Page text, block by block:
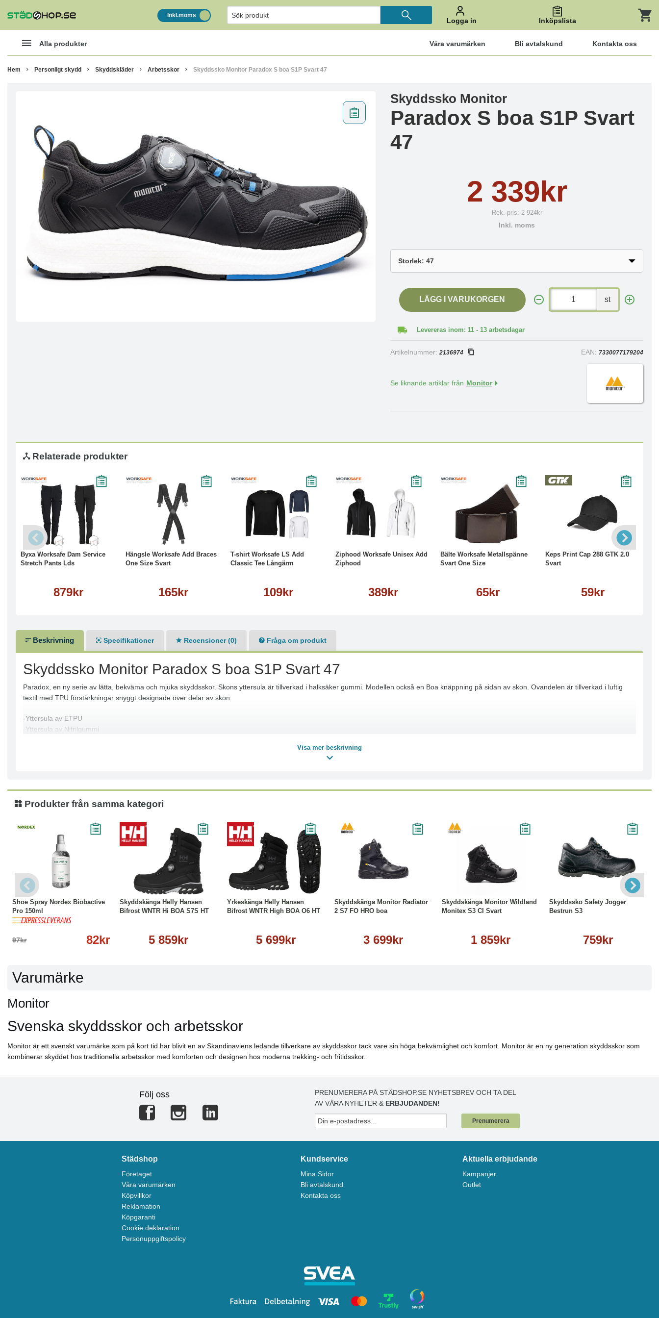
Inkl.moms
Logga in Inköpslista
Alla produkter Våra varumärken Bli avtalskund Kontakta oss
Hem Personligt skydd Skyddskläder Arbetsskor Skyddssko Monitor Paradox S boa S1P Svart 47
Skyddssko Monitor
Paradox S boa S1P Svart
47
2 339kr
Rek. pris: 2 924kr
Inkl. moms
LÄGG I VARUKORGEN st
Levereras inom: 11 - 13 arbetsdagar
Artikelnummer:2136974 EAN: 7330077179204
Se liknande artiklar från Monitor
Relaterade produkter
Byxa Worksafe Dam Service
Stretch Pants Lds
879kr
Läs mer
Hängsle Worksafe Add Braces
One Size Svart
165kr
T-shirt Worksafe LS Add
Classic Tee Långärm
109kr
Läs mer
Ziphood Worksafe Unisex Add
Ziphood
389kr
Läs mer
Bälte Worksafe Metallspänne
Svart One Size
65kr
Köp Läs mer
Keps Print Cap 288 GTK 2.0
Svart
59kr
Läs mer
Beskrivning Specifikationer Recensioner (0) Fråga om produkt
Skyddssko Monitor Paradox S boa S1P Svart 47
Paradox, en ny serie av lätta, bekväma och mjuka skyddsskor. Skons yttersula är tillverkad i halksäker gummi. Modellen också en Boa knäppning på sidan av skon. Ovandelen är tillverkad i luftig
textil med TPU förstärkningar snyggt designade över delar av skon.
-Yttersula av ETPU
-Yttersula av Nitrilgummi
Visa mer beskrivning
Produkter från samma kategori
Shoe Spray Nordex Biobactive
Pro 150ml
97kr 82kr
-15% Köp
Skyddskänga Helly Hansen
Bifrost WNTR Hi BOA S7S HT
5 859kr
Läs mer
Yrkeskänga Helly Hansen
Bifrost WNTR High BOA O6 HT
5 699kr
Läs mer
Skyddskänga Monitor Radiator
2 S7 FO HRO boa
3 699kr
Läs mer
Skyddskänga Monitor Wildland
Monitex S3 CI Svart
1 859kr
Läs mer
Skyddssko Safety Jogger
Bestrun S3
759kr
Varumärke
Monitor
Svenska skyddsskor och arbetsskor
Monitor är ett svenskt varumärke som på kort tid har blivit en av Skandinaviens ledande tillverkare av skyddsskor tack vare sin höga bekvämlighet och komfort. Monitor är en ny generation skyddsskor som
kombinerar skyddet hos traditionella arbetsskor med komforten och designen hos moderna trekking- och fritidsskor.
Följ oss
PRENUMERERA PÅ STÄDSHOP.SE NYHETSBREV OCH TA DEL
AV VÅRA NYHETER & ERBJUDANDEN!
Prenumerera
Städshop
Företaget
Våra varumärken
Köpvillkor
Reklamation
Köpgaranti
Cookie deklaration
Personuppgiftspolicy
Kundservice
Mina Sidor
Bli avtalskund
Kontakta oss
Aktuella erbjudande
Kampanjer
Outlet